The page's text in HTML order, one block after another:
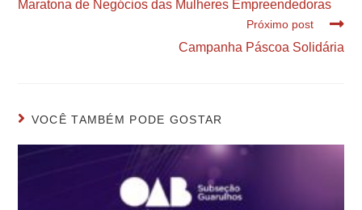
Maratona de Negócios das Mulheres Empreendedoras
Próximo post
Campanha Páscoa Solidária
VOCÊ TAMBÉM PODE GOSTAR